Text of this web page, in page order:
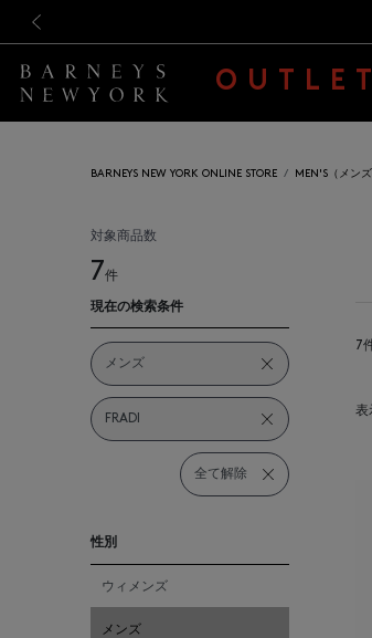
新規
新規
OUTLET
BARNEYS NEW YORK ONLINE STORE MEN'S（メンズ
対象商品数
7件
現在の検索条件
メンズ
FRADI
全て解除
性別
ウィメンズ
メンズ
7
表